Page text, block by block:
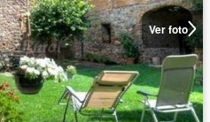
Ver foto